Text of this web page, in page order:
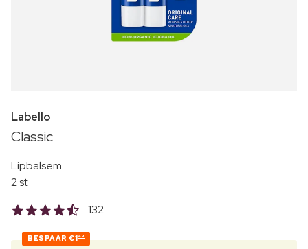
Labello
Classic
Lipbalsem
2 st
132
BESPAAR €149